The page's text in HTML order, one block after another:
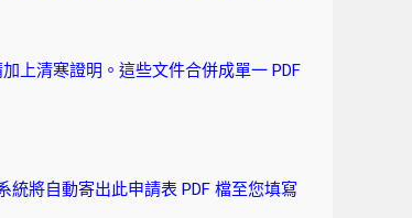
上清寒證明。這些文件合併成單一 PDF
將自動寄出此申請表 PDF 檔至您填寫